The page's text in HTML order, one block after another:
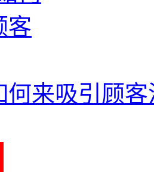
何来吸引顾